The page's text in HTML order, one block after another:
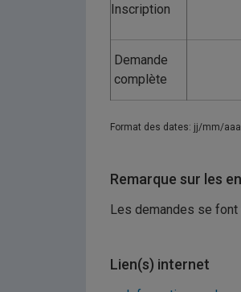
Inscription
Demande
complète
Format des dates: jj/mm/
Remarque sur les
Les demandes se font
Lien(s) internet